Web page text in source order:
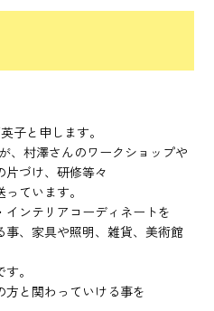
子と申します。
、村澤さんのワークショップや
片づけ、研修等々
ています。
ンテリアコーディネートを
、家具や照明、雑貨、美術館
。
方と関わっていける事を